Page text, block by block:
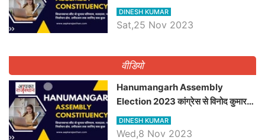
भाटी होंगे भाजपा उम्मीदवार, जानिये जैसलमेर
विधानसभा सीट के ताजा समीकरण
DINESH KUMAR
Sat,25 Nov 2023
वीडियो
Hanumangarh Assembly
Election 2023 कांग्रेस से विनोद कुमार
चौधरी तो अमित चौधरी होंगे भाजपा उम्मीदवार,
जानिये हनुमानगढ़ विधानसभा सीट के ताजा
DINESH KUMAR
Wed,8 Nov 2023